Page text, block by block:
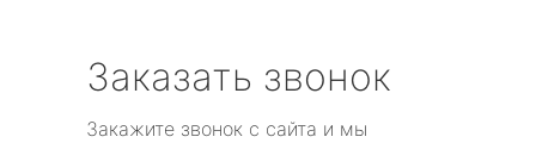
Заказать звонок
Закажите звонок с сайта и мы